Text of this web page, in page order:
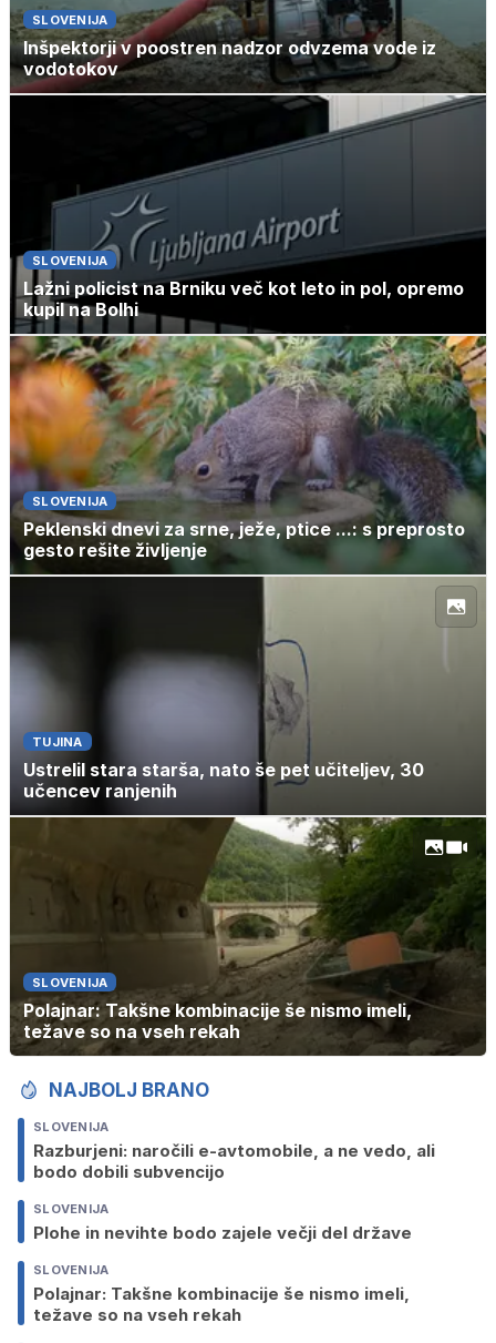
SLOVENIJA
Inšpektorji v poostren nadzor odvzema vode iz
vodotokov
SLOVENIJA
Lažni policist na Brniku več kot leto in pol, opremo
kupil na Bolhi
SLOVENIJA
Peklenski dnevi za srne, ježe, ptice ...: s preprosto
gesto rešite življenje
TUJINA
Ustrelil stara starša, nato še pet učiteljev, 30
učencev ranjenih
SLOVENIJA
Polajnar: Takšne kombinacije še nismo imeli,
težave so na vseh rekah
NAJBOLJ BRANO
SLOVENIJA
Razburjeni: naročili e-avtomobile, a ne vedo, ali
bodo dobili subvencijo
SLOVENIJA
Plohe in nevihte bodo zajele večji del države
SLOVENIJA
Polajnar: Takšne kombinacije še nismo imeli,
težave so na vseh rekah